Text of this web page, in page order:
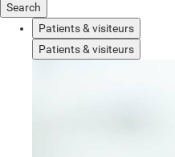
Search
Patients & visiteurs
Patients & visiteurs